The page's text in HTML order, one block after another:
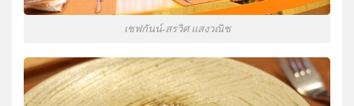
เชฟกันน์-สรวิศ แสงวณิช